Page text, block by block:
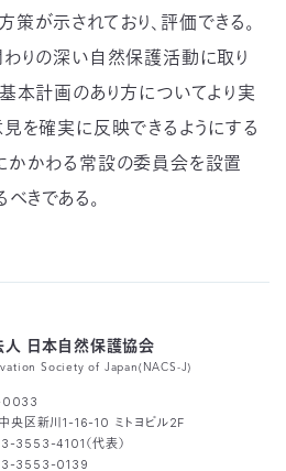
が示されており、評価できる。
わりの深い自然保護活動に取り
本計画のあり方についてより実
を確実に反映できるようにする
かかわる常設の委員会を設置
きである。
日本自然保護協会
Society of Japan(NACS-J)
0033
央区新川1-16-10 ミトヨビル2F
3553-4101（代表）
3553-0139